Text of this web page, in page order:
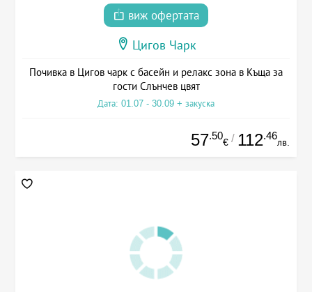
виж офертата
Цигов Чарк
Почивка в Цигов чарк с басейн и релакс зона в Къща за
гости Слънчев цвят
Дата: 01.07 - 30.09 + закуска
57.50
€ / 112.46
лв.